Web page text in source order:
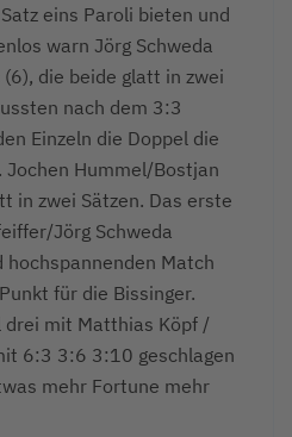
eins Paroli bieten und
warn Jörg Schweda
die beide glatt in zwei
nach dem 3:3
Einzeln die Doppel die
Jochen Hummel/Bostjan
in zwei Sätzen. Das erste
Jörg Schweda
Match
für die Bissinger.
drei mit Matthias Köpf /
6:3 3:6 3:10 geschlagen
mehr Fortune mehr